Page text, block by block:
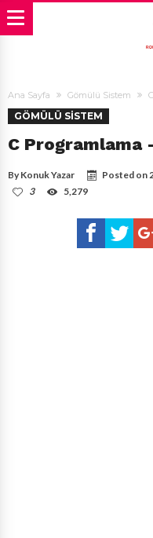
Ana Sayfa Gömülü Sistem
GÖMÜLÜ SISTEM
C Programlama
By Konuk Yazar Posted on
3
5,279